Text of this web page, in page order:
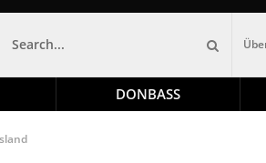
DONBASS